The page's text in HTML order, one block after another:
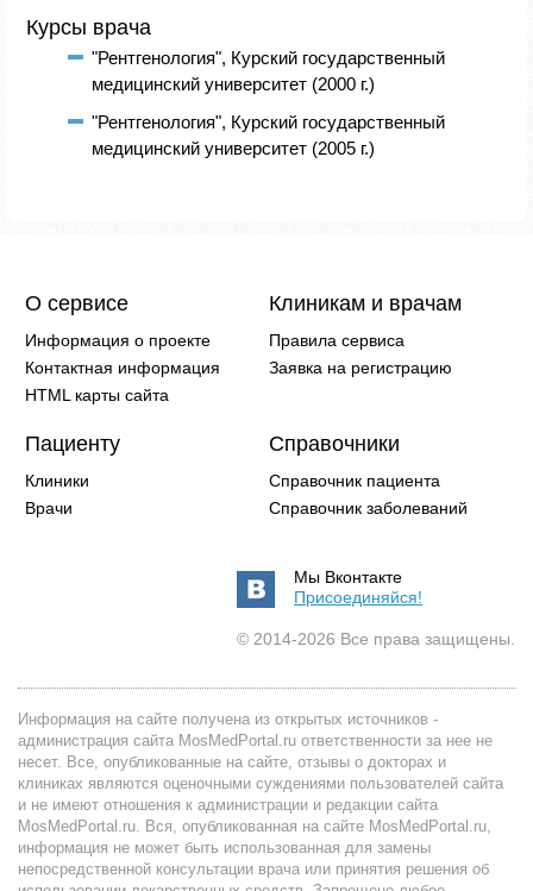
Курсы врача
"Рентгенология", Курский государственный
медицинский университет (2000 г.)
"Рентгенология", Курский государственный
медицинский университет (2005 г.)
О сервисе
Информация о проекте
Контактная информация
HTML карты сайта
Клиникам и врачам
Правила сервиса
Заявка на регистрацию
Пациенту
Клиники
Врачи
Справочники
Справочник пациента
Справочник заболеваний
Мы Вконтакте
Присоединяйся!
© 2014-2026 Все права защищены.
Информация на сайте получена из открытых источников -
администрация сайта MosMedPortal.ru ответственности за нее не
несет. Все, опубликованные на сайте, отзывы о докторах и
клиниках являются оценочными суждениями пользователей сайта
и не имеют отношения к администрации и редакции сайта
MosMedPortal.ru. Вся, опубликованная на сайте MosMedPortal.ru,
информация не может быть использованная для замены
непосредственной консультации врача или принятия решения об